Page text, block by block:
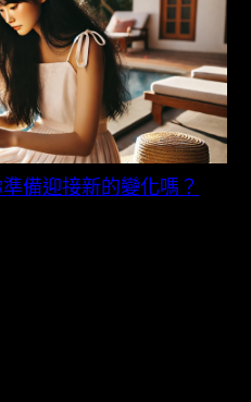
備迎接新的變化嗎？